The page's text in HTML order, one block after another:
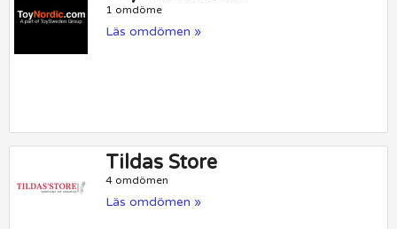
1 omdöme
Läs omdömen »
Tildas Store
4 omdömen
Läs omdömen »